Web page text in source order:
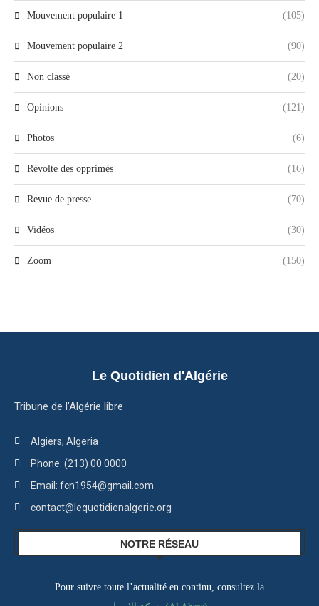
Mouvement populaire 1 (105)
Mouvement populaire 2 (90)
Non classé (20)
Opinions (121)
Photos (6)
Révolte des opprimés (16)
Revue de presse (70)
Vidéos (30)
Zoom (150)
Le Quotidien d'Algérie
Tribune de l’Algérie libre
Algiers, Algeria
Phone: (213) 00 0000
Email: fcn1954@gmail.com
contact@lequotidienalgerie.org
NOTRE RÉSEAU
Pour suivre toute l’actualité en continu, consultez la